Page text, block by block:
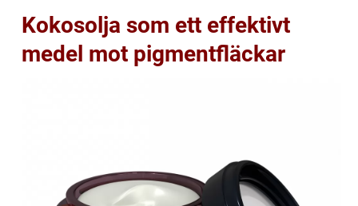
Kokosolja som ett effektivt
medel mot pigmentfläckar